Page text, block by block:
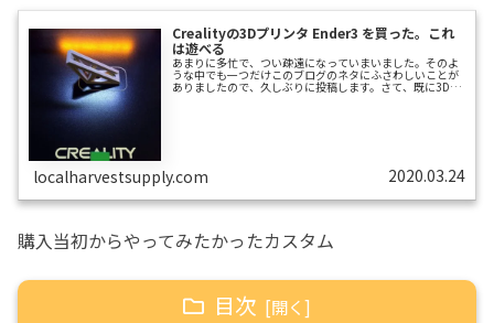
Crealityの3Dプリンタ Ender3 を買った。これ
は遊べる
あまりに多忙で、つい疎遠になっていまいました。そのよ
うな中でも一つだけこのブログのネタにふさわしいことが
ありましたので、久しぶりに投稿します。さて、既に3Dプ
調整組立は1時間程度...
localharvestsupply.com 2020.03.24
購入当初からやってみたかったカスタム
目次